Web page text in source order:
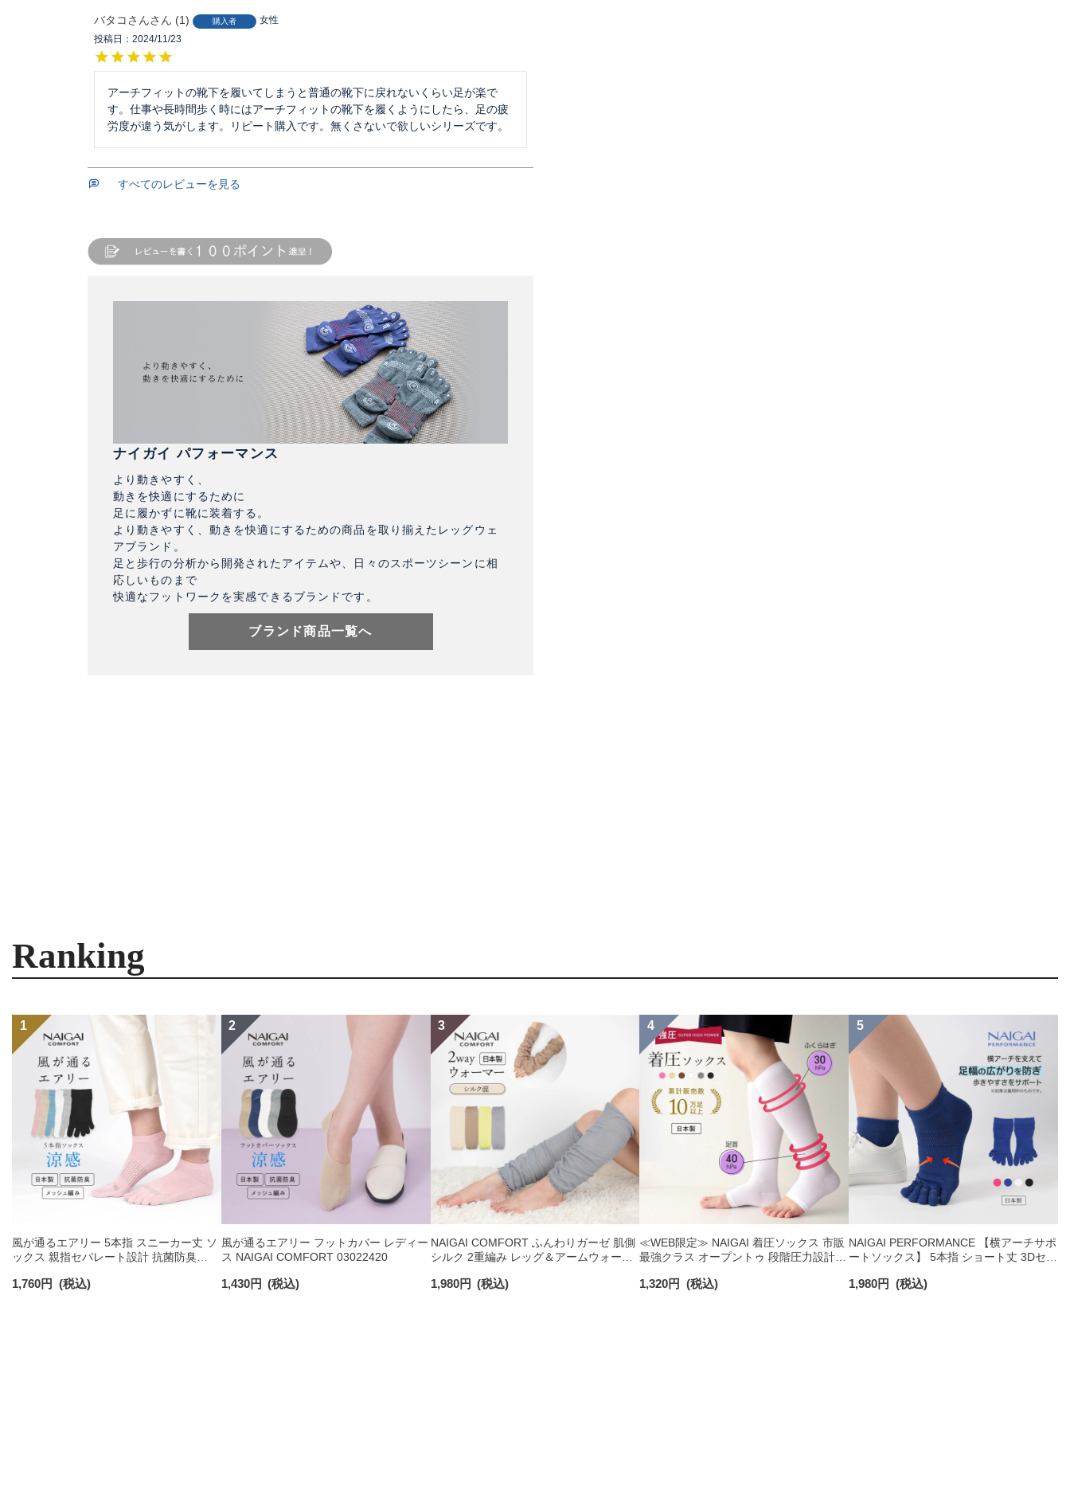
バタコさん 1 購入者
女性
投稿日
2024/11/23
アーチフィットの靴下を履いてしまうと普通の靴下に戻れないくらい足が楽で
す。仕事や長時間歩く時にはアーチフィットの靴下を履くようにしたら、足の疲
労度が違う気がします。リピート購入です。無くさないで欲しいシリーズです。
すべてのレビューを見る
ナイガイ パフォーマンス
より動きやすく、
動きを快適にするために
足に履かずに靴に装着する。
より動きやすく、動きを快適にするための商品を取り揃えたレッグウェ
アブランド。
足と歩行の分析から開発されたアイテムや、日々のスポーツシーンに相
応しいものまで
快適なフットワークを実感できるブランドです。
ブランド商品一覧へ
Ranking
風が通るエアリー 5本指 スニーカー丈 ソ
ックス 親指セパレート設計 抗菌防臭
03022213
1,760円 (税込)
風が通るエアリー フットカバー レディー
ス NAIGAI COMFORT 03022420
1,430円 (税込)
NAIGAI COMFORT ふんわりガーゼ 肌側
シルク 2重編み レッグ＆アームウォーマ
1,980円 (税込)
≪WEB限定≫ NAIGAI 着圧ソックス 市販
最強クラス オープントゥ 段階圧力設計
ぎ30hPa 【365日最短翌日発送】
1,320円 (税込)
NAIGAI PERFORMANCE 【横アーチサポ
ートソックス】 5本指 ショート丈 3Dセパ
03050110
1,980円 (税込)